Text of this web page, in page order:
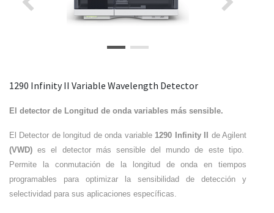
Previous Next
1290 Infinity II Variable Wavelength Detector
El detector de Longitud de onda variables más sensible.
El Detector de longitud de onda variable 1290 Infinity II de Agilent
(VWD) es el detector más sensible del mundo de este tipo.
Permite la conmutación de la longitud de onda en tiempos
programables para optimizar la sensibilidad de detección y
selectividad para sus aplicaciones específicas.